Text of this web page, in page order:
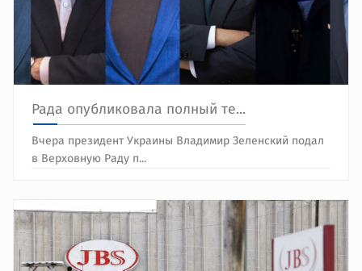
Рада опубликовала полный те...
Вчера президент Украины Владимир Зеленский подал
в Верховную Раду п...